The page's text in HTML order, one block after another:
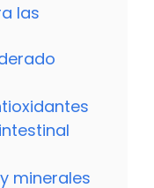
las
minerales